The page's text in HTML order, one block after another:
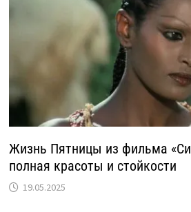
Жизнь Пятницы из фильма
полная красоты и стойкости
19.05.2025